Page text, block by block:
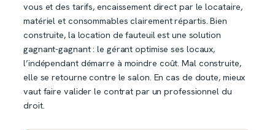
vous et des tarifs, encaissement direct par le locataire,
matériel et consommables clairement répartis. Bien
construite, la location de fauteuil est une solution
gagnant-gagnant : le gérant optimise ses locaux,
l’indépendant démarre à moindre coût. Mal construite,
elle se retourne contre le salon. En cas de doute, mieux
vaut faire valider le contrat par un professionnel du
droit.